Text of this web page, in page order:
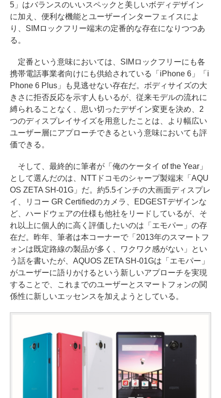
5」はバランスのいいスペックと美しいボディデザイン
に加え、便利な機能とユーザーインターフェイスによ
り、SIMロックフリー端末の定番的な存在になりつつあ
る。
定番という意味においては、SIMロックフリーにも各
携帯電話事業者向けにも供給されている「iPhone 6」「i
Phone 6 Plus」も見逃せない存在だ。ボディサイズの大
きさに拒否反応を示す人もいるが、従来モデルの流れに
縛られることなく、思い切ったデザイン変更を決め、2
つのディスプレイサイズを用意したことは、より幅広い
ユーザー層にアプローチできるという意味においても評
価できる。
そして、最終的に筆者が「俺のケータイ of the Year」
として選んだのは、NTTドコモのシャープ製端末「AQU
OS ZETA SH-01G」だ。約5.5インチの大画面ディスプレ
イ、リコー GR Certifiedのカメラ、EDGESTデザインな
ど、ハードウェアの仕様も他社をリードしているが、そ
れ以上に個人的に高く評価したいのは「エモパー」の存
在だ。昨年、筆者は本コーナーで「2013年のスマートフ
ォンは既定路線の製品が多く、ワクワク感がない」とい
う話を書いたが、AQUOS ZETA SH-01Gは「エモパー」
がユーザーに語りかけるという新しいアプローチを実現
することで、これまでのユーザーとスマートフォンの関
係性に新しいエッセンスを加えようとしている。